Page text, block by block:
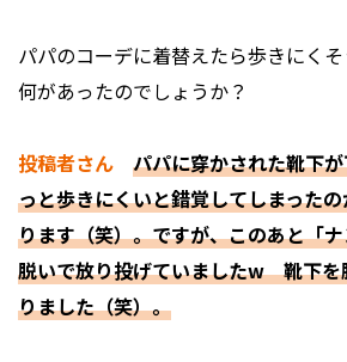
――パパのコーデに着替えたら歩きにく
何があったのでしょうか？
投稿者さん
パパに穿かされた靴下
っと歩きにくいと錯覚してしまった
ります（笑）。ですが、このあと「
脱いで放り投げていましたw 靴下を
りました（笑）。